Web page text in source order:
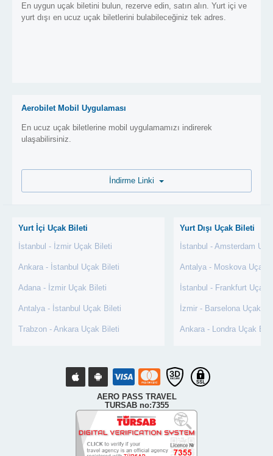
En uygun uçak biletini bulun, rezerve edin, satın alın. Yurt içi ve
yurt dışı en ucuz uçak biletlerini bulabileceğiniz tek adres.
Aerobilet Mobil Uygulaması
En ucuz uçak biletlerine mobil uygulamamızı indirerek
ulaşabilirsiniz.
Yurt İçi Uçak Bileti
İstanbul - İzmir Uçak Bileti
Ankara - İstanbul Uçak Bileti
Adana - İzmir Uçak Bileti
Antalya - İstanbul Uçak Bileti
Trabzon - Ankara Uçak Bileti
Yurt Dışı Uçak Bileti
İstanbul - Amsterdam
Antalya - Moskova Uçak
İstanbul - Frankfurt Uçak
İzmir - Barselona Uçak
Ankara - Londra Uçak
AERO PASS TRAVEL
TURSAB no:7355